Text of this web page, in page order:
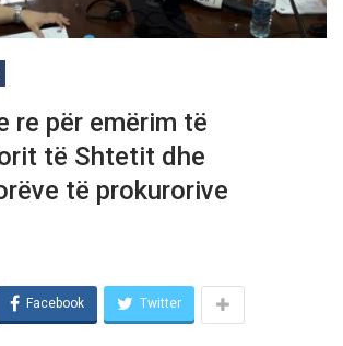
re për emërim të
të Shtetit dhe
të prokurorive
Facebook Twitter